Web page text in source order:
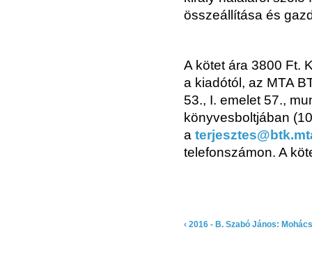
összeállítása és
A kötet ára 3800 Ft.
a kiadótól, az MTA
53., I. emelet 57.,
könyvesboltjában
a
telefonszámon. A
‹ 2016 - B. Szabó János: